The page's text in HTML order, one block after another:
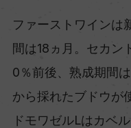
ファーストワインは
間は18ヵ月。セカン
0％前後、熟成期間
から採れたブドウが
ドモワゼルLはカベ